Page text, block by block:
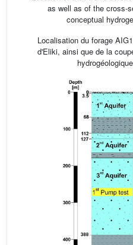
as well as of the cross-
conceptual
Localisation du forage
d'Eliki, ainsi que de la